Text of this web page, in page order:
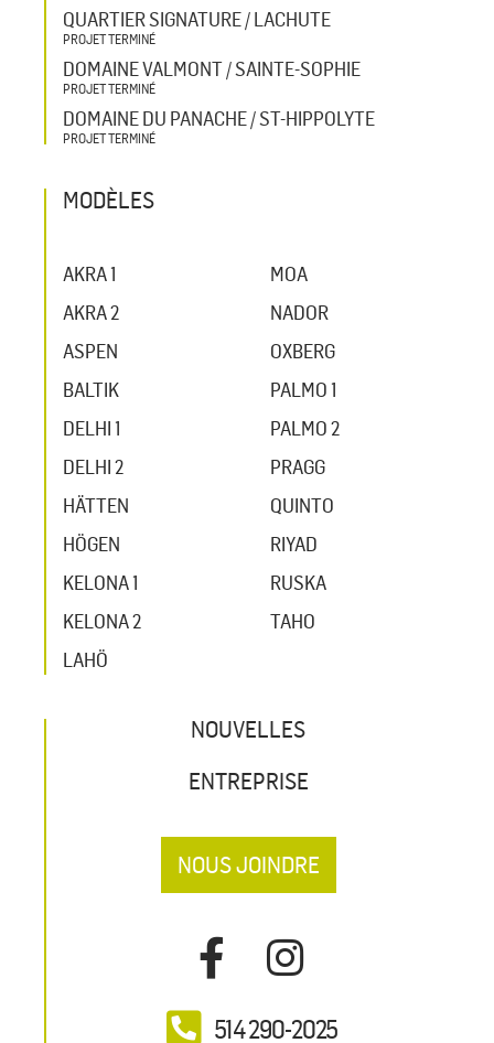
QUARTIER SIGNATURE / LACHUTE
PROJET TERMINÉ
DOMAINE VALMONT / SAINTE-SOPHIE
PROJET TERMINÉ
DOMAINE DU PANACHE / ST-HIPPOLYTE
PROJET TERMINÉ
MODÈLES
AKRA 1
AKRA 2
ASPEN
BALTIK
DELHI 1
DELHI 2
HÄTTEN
HÖGEN
KELONA 1
KELONA 2
LAHÖ
MOA
NADOR
OXBERG
PALMO 1
PALMO 2
PRAGG
QUINTO
RIYAD
RUSKA
TAHO
NOUVELLES
ENTREPRISE
NOUS JOINDRE
514 290-2025